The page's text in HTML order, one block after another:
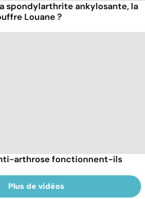
spondylarthrite ankylosante, la
Louane ?
arthrose fonctionnent-ils
Plus de vidéos